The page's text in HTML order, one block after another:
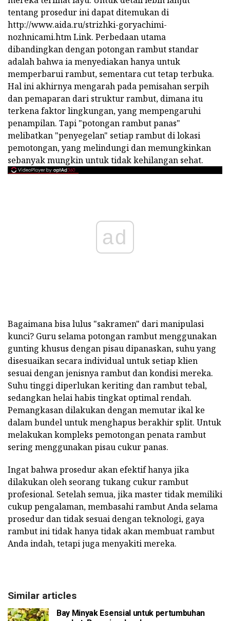
tentang prosedur ini dapat ditemukan di
http://www.aida.ru/strizhki-goryachimi-
nozhnicami.htm Link. Perbedaan utama
dibandingkan dengan potongan rambut standar
adalah bahwa ia menyediakan hanya untuk
memperbarui rambut, sementara cut tetap terbuka.
Hal ini akhirnya mengarah pada pemisahan serpih
dan pemaparan dari struktur rambut, dimana itu
terkena faktor lingkungan, yang mempengaruhi
penampilan. Tapi "potongan rambut panas"
melibatkan "penyegelan" setiap rambut di lokasi
pemotongan, yang melindungi dan memungkinkan
sebanyak mungkin untuk tidak kehilangan sehat.
ad
Bagaimana bisa lulus "sakramen" dari manipulasi
kunci? Guru selama potongan rambut menggunakan
gunting khusus dengan pisau dipanaskan, suhu yang
disesuaikan secara individual untuk setiap klien
sesuai dengan jenisnya rambut dan kondisi mereka.
Suhu tinggi diperlukan keriting dan rambut tebal,
sedangkan helai habis tingkat optimal rendah.
Pemangkasan dilakukan dengan memutar ikal ke
dalam bundel untuk menghapus berakhir split. Untuk
melakukan kompleks pemotongan penata rambut
sering menggunakan pisau cukur panas.
Ingat bahwa prosedur akan efektif hanya jika
dilakukan oleh seorang tukang cukur rambut
profesional. Setelah semua, jika master tidak memiliki
cukup pengalaman, membasahi rambut Anda selama
prosedur dan tidak sesuai dengan teknologi, gaya
rambut ini tidak hanya tidak akan membuat rambut
Anda indah, tetapi juga menyakiti mereka.
Similar articles
Bay Minyak Esensial untuk pertumbuhan